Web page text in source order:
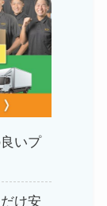
いプ
け安